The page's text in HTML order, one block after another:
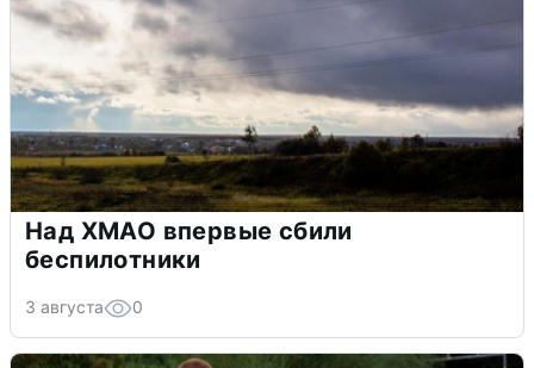
Над ХМАО впервые сбили
беспилотники
3 августа 0